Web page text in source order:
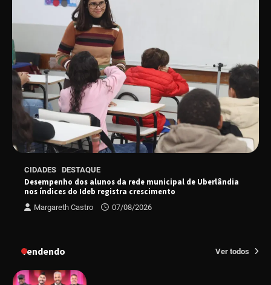
CIDADES DESTAQUE
Desempenho dos alunos da rede municipal de Uberlândia
nos índices do Ideb registra crescimento
Margareth Castro 07/08/2026
Tendendo Ver todos
“Uma prosa de valor” é o tema da roda de
conversa com o diretor e a produtora do
espetáculo Bárbara
“Tom na Fazenda” retorna à Uberlândia após
sucesso absoluto em 2025
Senac em Uberlândia oferece curso gratuito
de Tricologia e Terapia Capilar